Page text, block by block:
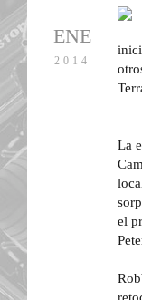
ENE
2014
La
el